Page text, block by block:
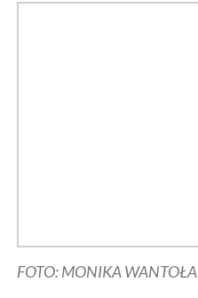
FOTO: MONIKA WANTOŁA